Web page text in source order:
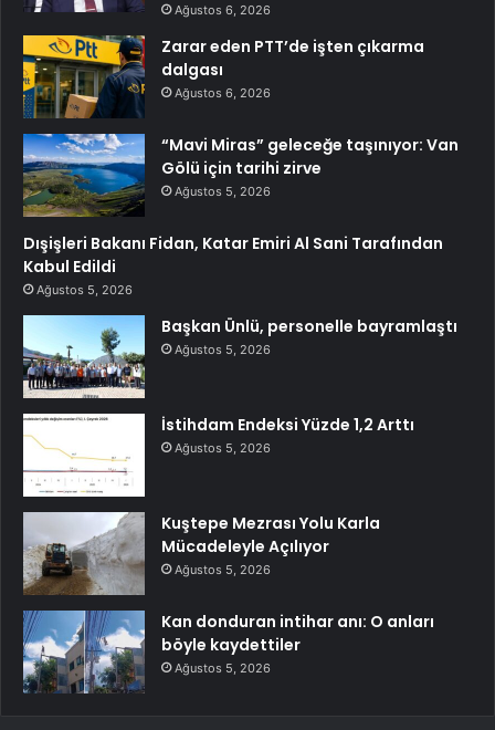
Ağustos 6, 2026
Zarar eden PTT’de işten çıkarma
dalgası
Ağustos 6, 2026
“Mavi Miras” geleceğe taşınıyor: Van
Gölü için tarihi zirve
Ağustos 5, 2026
Dışişleri Bakanı Fidan, Katar Emiri Al Sani Tarafından
Kabul Edildi
Ağustos 5, 2026
Başkan Ünlü, personelle bayramlaştı
Ağustos 5, 2026
İstihdam Endeksi Yüzde 1,2 Arttı
Ağustos 5, 2026
Kuştepe Mezrası Yolu Karla
Mücadeleyle Açılıyor
Ağustos 5, 2026
Kan donduran intihar anı: O anları
böyle kaydettiler
Ağustos 5, 2026